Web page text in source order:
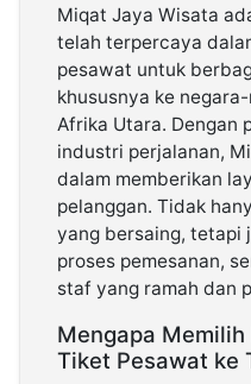
Miqat Jaya Wisata
telah terpercaya
pesawat untuk
khususnya ke
Afrika Utara. Dengan
industri perjalanan,
dalam memberikan
pelanggan. Tidak
yang bersaing, tetapi
proses pemesanan,
staf yang ramah dan
Mengapa
Tiket Pesawat ke